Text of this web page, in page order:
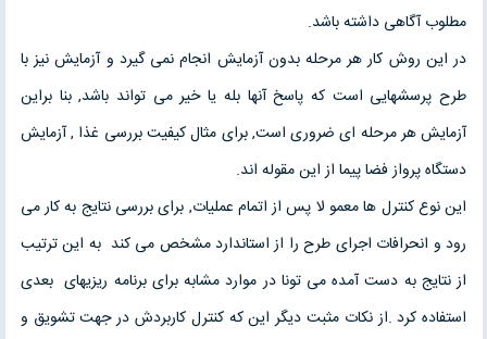
مطلوب آگاهی داشته باشد.
در این روش کار هر مرحله بدون آزمایش انجام نمی گیرد و آزمایش نیز با
طرح پرسشهایی است که پاسخ آنها بله یا خیر می تواند باشد‚ بنا براین
آزمایش هر مرحله ای ضروری است‚ برای مثال کیفیت بررسی غذا ‚ آزمایش
دستگاه پرواز فضا پیما از این مقوله اند.
این نوع کنترل ها معمو لا پس از اتمام عملیات‚ برای بررسی نتایج به کار می
رود و انحرافات اجرای طرح را از استاندارد مشخص می کند به این ترتیب
از نتایج به دست آمده می تونا در موارد مشابه برای برنامه ریزیهای بعدی
استفاده کرد .از نکات مثبت دیگر این که کنترل کاربردش در جهت تشویق و